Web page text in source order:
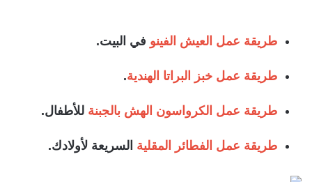
طريقة عمل العيش الفينو في البيت.
طريقة عمل خبز البراتا الهندية.
طريقة عمل الكرواسون الهش بالجبنة للأطفال.
طريقة عمل الفطائر المقلية السريعة لأولادك.